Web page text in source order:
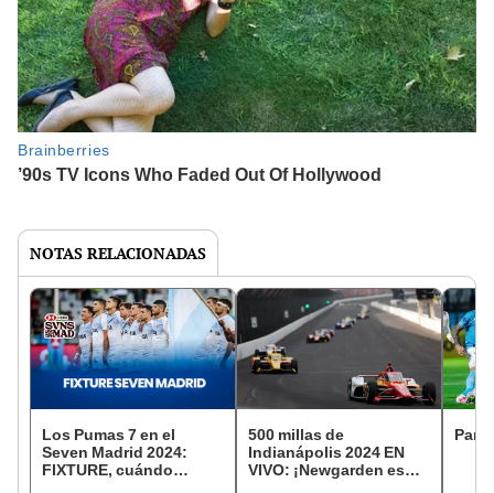
NOTAS RELACIONADAS
Los Pumas 7 en el
Seven Madrid 2024:
FIXTURE, cuándo
500 millas de
Indianápolis 2024 EN
VIVO: ¡Newgarden es